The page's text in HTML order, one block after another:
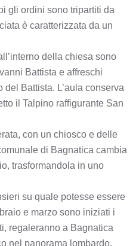
gli ordini sono tripartiti da
è caratterizzata da un
della chiesa sono
Battista e affreschi
Battista. L’aula conserva
il Talpino raffigurante San
con un chiosco e delle
di Bagnatica cambia
trasformandola in uno
su quale potesse essere
e marzo sono iniziati i
regaleranno a Bagnatica
nel panorama lombardo.